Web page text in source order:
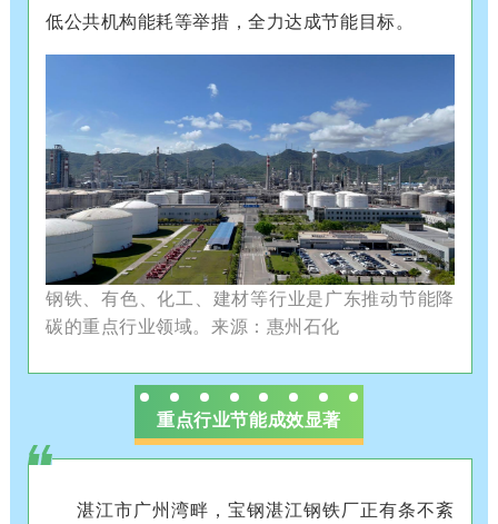
低公共机构能耗等举措，全力达成节能目标。
钢铁、有色、化工、建材等行业是广东推动节能降
碳的重点行业领域。来源：惠州石化
重点行业节能成效显著
湛江市广州湾畔，宝钢湛江钢铁厂正有条不紊